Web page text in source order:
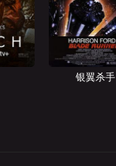
银翼杀手